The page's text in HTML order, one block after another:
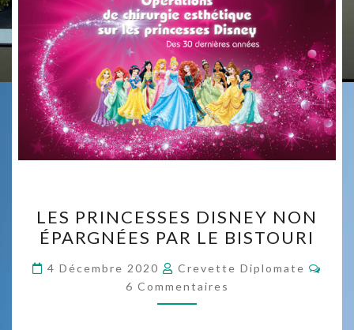
PRINCESSES
DISNEY
NON
ÉPARGNÉES
PAR
LES PRINCESSES DISNEY NON
ÉPARGNÉES PAR LE BISTOURI
4 Décembre 2020 Crevette Diplomate
6 Commentaires